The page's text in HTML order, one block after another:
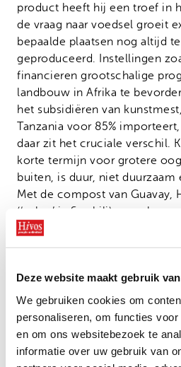
Deze website maakt gebruik
We gebruiken cookies om
personaliseren, om functies
en om ons websitebezoek te
informatie over uw gebruik van
product heeft hij een troef in
de vraag naar voedsel groeit
bepaalde plaatsen nog altijd
geproduceerd. Instellingen
financieren grootschalige
landbouw in Afrika te
het subsidiëren van
Tanzania voor 85%
daar zit het cruciale verschil.
korte termijn voor grotere
buiten, is duur, niet duurzaam
Met de compost van Guavay,
(‘zeker’ in Swahili), gaan
meer produceren, maar het
de kwaliteit van hun grond
steeds minder van te
feite. In plaats van twee
boer bij aanvang vier zakken
keer zoveel dus. Katera zegt
concurrentie met de
kan.